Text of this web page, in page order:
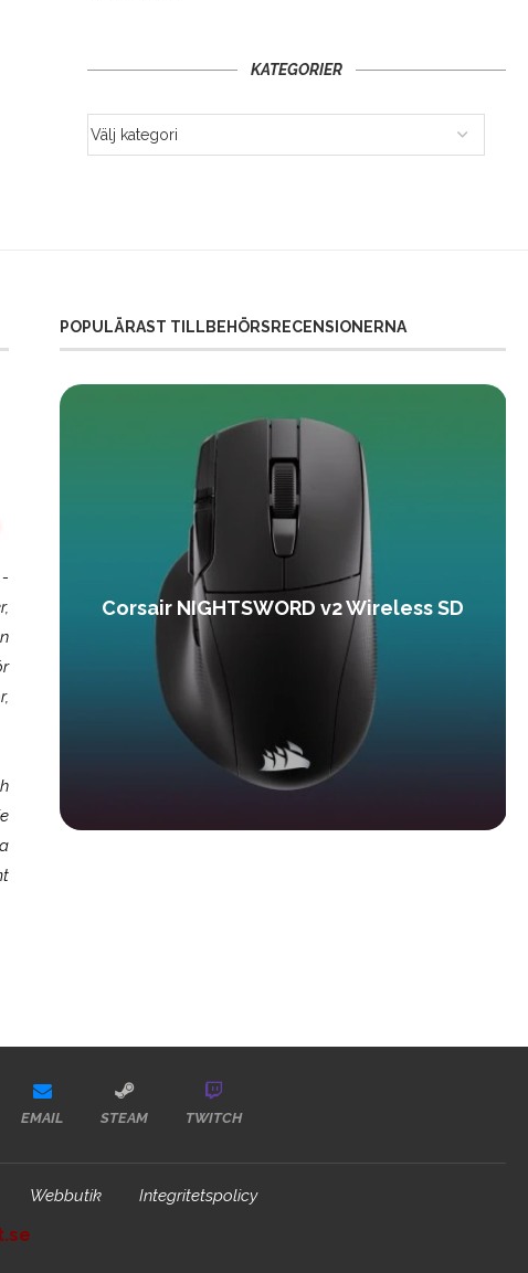
KATEGORIER
POPULÄRAST TILLBEHÖRSRECENSIONERNA
Corsair NIGHTSWORD v2 Wireless SD
EMAIL STEAM TWITCH
Webbutik Integritetspolicy